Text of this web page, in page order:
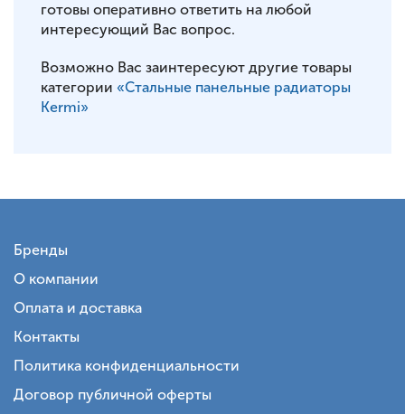
готовы оперативно ответить на любой
интересующий Вас вопрос.
Возможно Вас заинтересуют другие товары
категории «Стальные панельные радиаторы
Kermi»
Бренды
О компании
Оплата и доставка
Контакты
Политика конфиденциальности
Договор публичной оферты